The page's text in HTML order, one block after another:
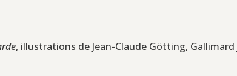
, illustrations de Jean-Claude Götting, Gallimard